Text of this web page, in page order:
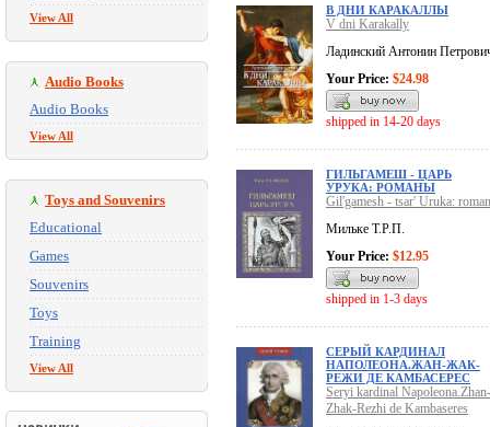
View All
Audio Books
Audio Books
View All
Toys and Souvenirs
Educational
Games
Souvenirs
Toys
Training
View All
В ДНИ КАРАКАЛЛЫ
V dni Karakally
Ладинский Антонин
Your Price: $24.98
shipped in 14-20 days
ГИЛЬГАМЕШ - ЦАРЬ
УРУКА: РОМАНЫ
Gil'gamesh - tsar' Uruka:
Мильке Т.Р.П.
Your Price: $12.95
shipped in 1-3 days
СЕРЫЙ КАРДИНАЛ
НАПОЛЕОНА.ЖАН-ЖАК-
РЕЖИ ДЕ КАМБАСЕРЕС
Seryi kardinal Napoleona.Zhan-
Zhak-Rezhi de Kambaseres